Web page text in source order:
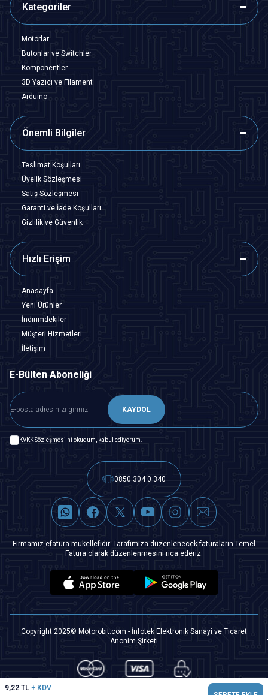
9,22 TL + KDV
Kategoriler
Motorlar
Butonlar ve Switchler
Komponentler
3D Yazıcı ve Filament
Arduino
Önemli Bilgiler
Teslimat Koşulları
Üyelik Sözleşmesi
Satış Sözleşmesi
Garanti ve İade Koşulları
Gizlilik ve Güvenlik
Hızlı Erişim
Anasayfa
Yeni Ürünler
İndirimdekiler
Müşteri Hizmetleri
İletişim
E-Bülten Aboneliği
KAYDOL
KVKK Sözleşmesi'ni okudum, kabul ediyorum.
0850 304 0 340
Firmamız efatura mükellefidir. Tarafımıza düzenlenecek faturaların Temel
Fatura olarak düzenlenmesini rica ederiz.
Copyright 2025© Motorobit.com - İnfotek Elektronik Sanayi ve Ticaret
Anonim Şirketi